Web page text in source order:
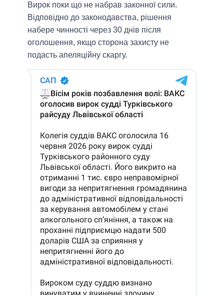
Вирок поки що не набрав законної сили.
Відповідно до законодавства, рішення
набере чинності через 30 днів після
оголошення, якщо сторона захисту не
подасть апеляційну скаргу.